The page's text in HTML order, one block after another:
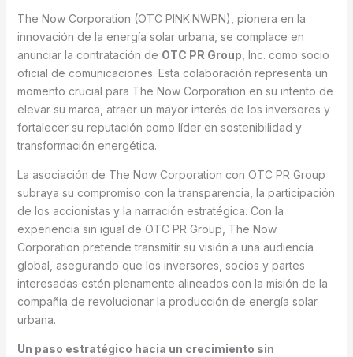
The Now Corporation (OTC PINK:NWPN), pionera en la
innovación de la energía solar urbana, se complace en
anunciar la contratación de OTC PR Group , Inc. como socio
oficial de comunicaciones. Esta colaboración representa un
momento crucial para The Now Corporation en su intento de
elevar su marca, atraer un mayor interés de los inversores y
fortalecer su reputación como líder en sostenibilidad y
transformación energética.
La asociación de The Now Corporation con OTC PR Group
subraya su compromiso con la transparencia, la participación
de los accionistas y la narración estratégica. Con la
experiencia sin igual de OTC PR Group, The Now
Corporation pretende transmitir su visión a una audiencia
global, asegurando que los inversores, socios y partes
interesadas estén plenamente alineados con la misión de la
compañía de revolucionar la producción de energía solar
urbana.
Un paso estratégico hacia un crecimiento sin